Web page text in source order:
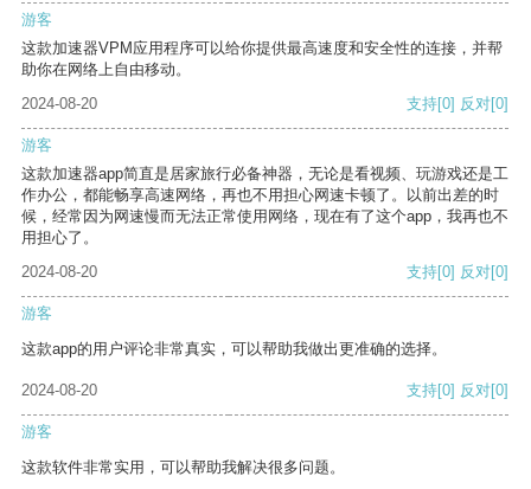
游客
这款加速器VPM应用程序可以给你提供最高速度和安全性的连接，并帮
助你在网络上自由移动。
2024-08-20
支持[0] 反对[0]
游客
这款加速器app简直是居家旅行必备神器，无论是看视频、玩游戏还是工
作办公，都能畅享高速网络，再也不用担心网速卡顿了。以前出差的时
候，经常因为网速慢而无法正常使用网络，现在有了这个app，我再也不
用担心了。
2024-08-20
支持[0] 反对[0]
游客
这款app的用户评论非常真实，可以帮助我做出更准确的选择。
2024-08-20 支持[0] 反对[0]
游客
这款软件非常实用，可以帮助我解决很多问题。